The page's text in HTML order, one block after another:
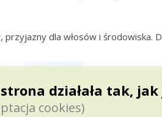
działała tak, jak
cookies)
przyjazny dla włosów i środowiska.